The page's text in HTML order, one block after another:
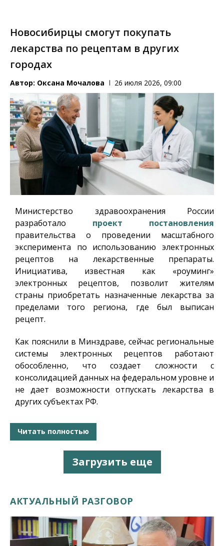
Новосибирцы смогут покупать
лекарства по рецептам в других
городах
Автор: Оксана Мочалова 26 июля 2026, 09:00
Министерство здравоохранения России
разработало проект постановления
правительства о проведении масштабного
эксперимента по использованию электронных
рецептов на лекарственные препараты.
Инициатива, известная как «роуминг»
электронных рецептов, позволит жителям
страны приобретать назначенные лекарства за
пределами того региона, где был выписан
рецепт.
Как пояснили в Минздраве, сейчас региональные
системы электронных рецептов работают
обособленно, что создает сложности с
консолидацией данных на федеральном уровне и
не дает возможности отпускать лекарства в
других субъектах РФ.
Читать полностью
Загрузить еще
АКТУАЛЬНЫЙ РАЗГОВОР